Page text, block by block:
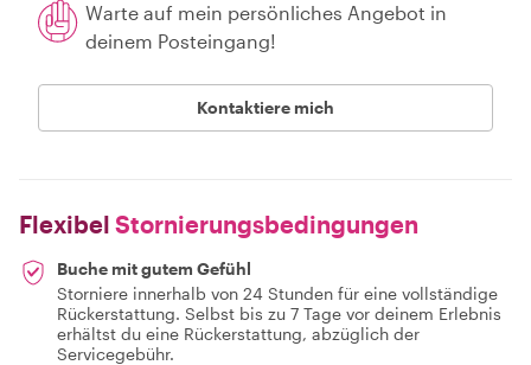
Warte auf mein persönliches Angebot in
deinem Posteingang!
Kontaktiere mich
Flexibel Stornierungsbedingungen
Buche mit gutem Gefühl
Storniere innerhalb von 24 Stunden für eine vollständige
Rückerstattung. Selbst bis zu 7 Tage vor deinem Erlebnis
erhältst du eine Rückerstattung, abzüglich der
Servicegebühr.